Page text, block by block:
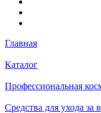
Главная
Каталог
Профессиональная
Средства для ухода за